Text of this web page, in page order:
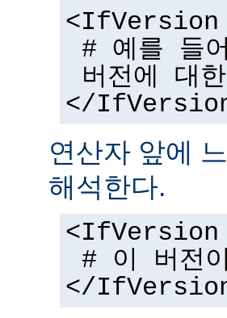
# 예를 들
버전에 대
</
연산자 앞에
해석한다.
# 이 버전
</